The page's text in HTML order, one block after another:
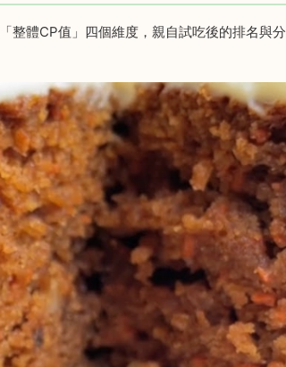
整體CP值」四個維度，親自試吃後的排名與分